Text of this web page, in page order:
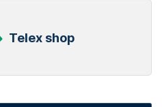
Telex shop